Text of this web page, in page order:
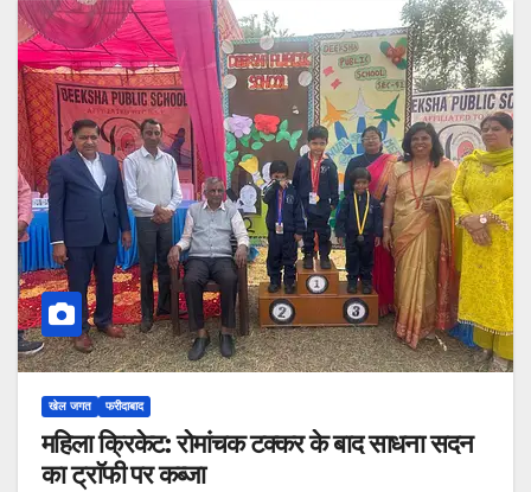
खेल जगत फरीदाबाद
महिला क्रिकेट: रोमांचक टक्कर के बाद साधना सदन
का ट्राॅफी पर कब्जा